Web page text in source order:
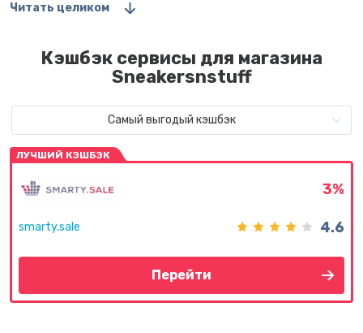
Читать целиком
Кэшбэк сервисы для магазина
Sneakersnstuff
Самый выгодый кэшбэк
ЛУЧШИЙ КЭШБЭК
smarty.sale
3%
4.6
Перейти